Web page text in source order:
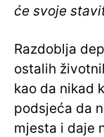
će svoje
Razdoblja
ostalih
kao da nikad
podsjeća da
mjesta i daje